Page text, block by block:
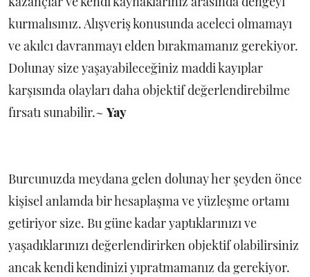
kurmalısınız. Alışveriş konusunda aceleci olmamayı
ve akılcı davranmayı elden bırakmamanız gerekiyor.
Dolunay size yaşayabileceğiniz maddi kayıplar
karşısında olayları daha objektif değerlendirebilme
fırsatı sunabilir.~ Yay
Burcunuzda meydana gelen dolunay her şeyden önce
kişisel anlamda bir hesaplaşma ve yüzleşme ortamı
getiriyor size. Bu güne kadar yaptıklarınızı ve
yaşadıklarınızı değerlendirirken objektif olabilirsiniz
ancak kendi kendinizi yıpratmamanız da gerekiyor.